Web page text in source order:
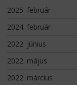
2025. február
2024. február
2022. június
2022. május
2022. március